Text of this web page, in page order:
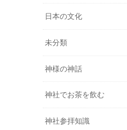
日本の文化
未分類
神様の神話
神社でお茶を飲む
神社参拝知識